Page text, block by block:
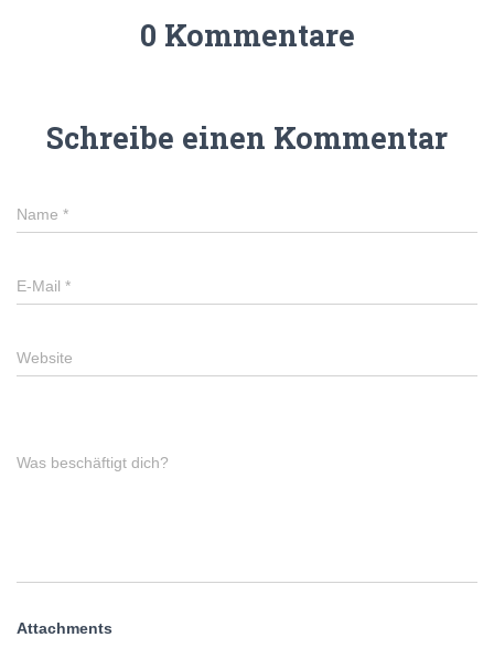
0 Kommentare
Schreibe einen Kommentar
Name *
E-Mail *
Website
Was beschäftigt dich?
Attachments